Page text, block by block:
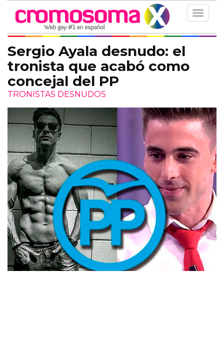
Toggle
Sergio Ayala desnudo: el
tronista que acabó como
concejal del PP
TRONISTAS DESNUDOS